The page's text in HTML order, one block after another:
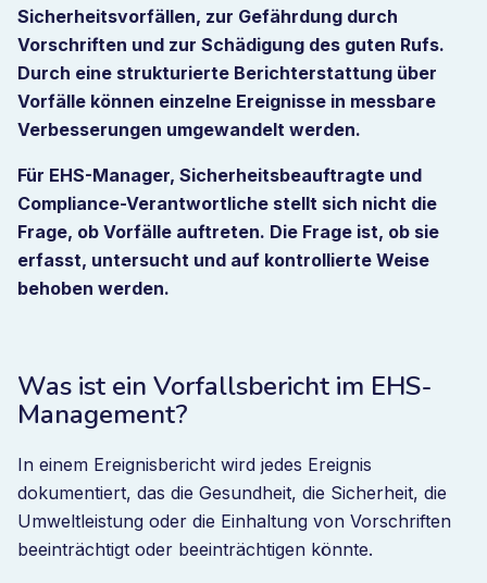
Sicherheitsvorfällen, zur Gefährdung durch
Vorschriften und zur Schädigung des guten Rufs.
Durch eine strukturierte Berichterstattung über
Vorfälle können einzelne Ereignisse in messbare
Verbesserungen umgewandelt werden.
Für EHS-Manager, Sicherheitsbeauftragte und
Compliance-Verantwortliche stellt sich nicht die
Frage, ob Vorfälle auftreten. Die Frage ist, ob sie
erfasst, untersucht und auf kontrollierte Weise
behoben werden.
Was ist ein Vorfallsbericht im EHS-
Management?
In einem Ereignisbericht wird jedes Ereignis
dokumentiert, das die Gesundheit, die Sicherheit, die
Umweltleistung oder die Einhaltung von Vorschriften
beeinträchtigt oder beeinträchtigen könnte.